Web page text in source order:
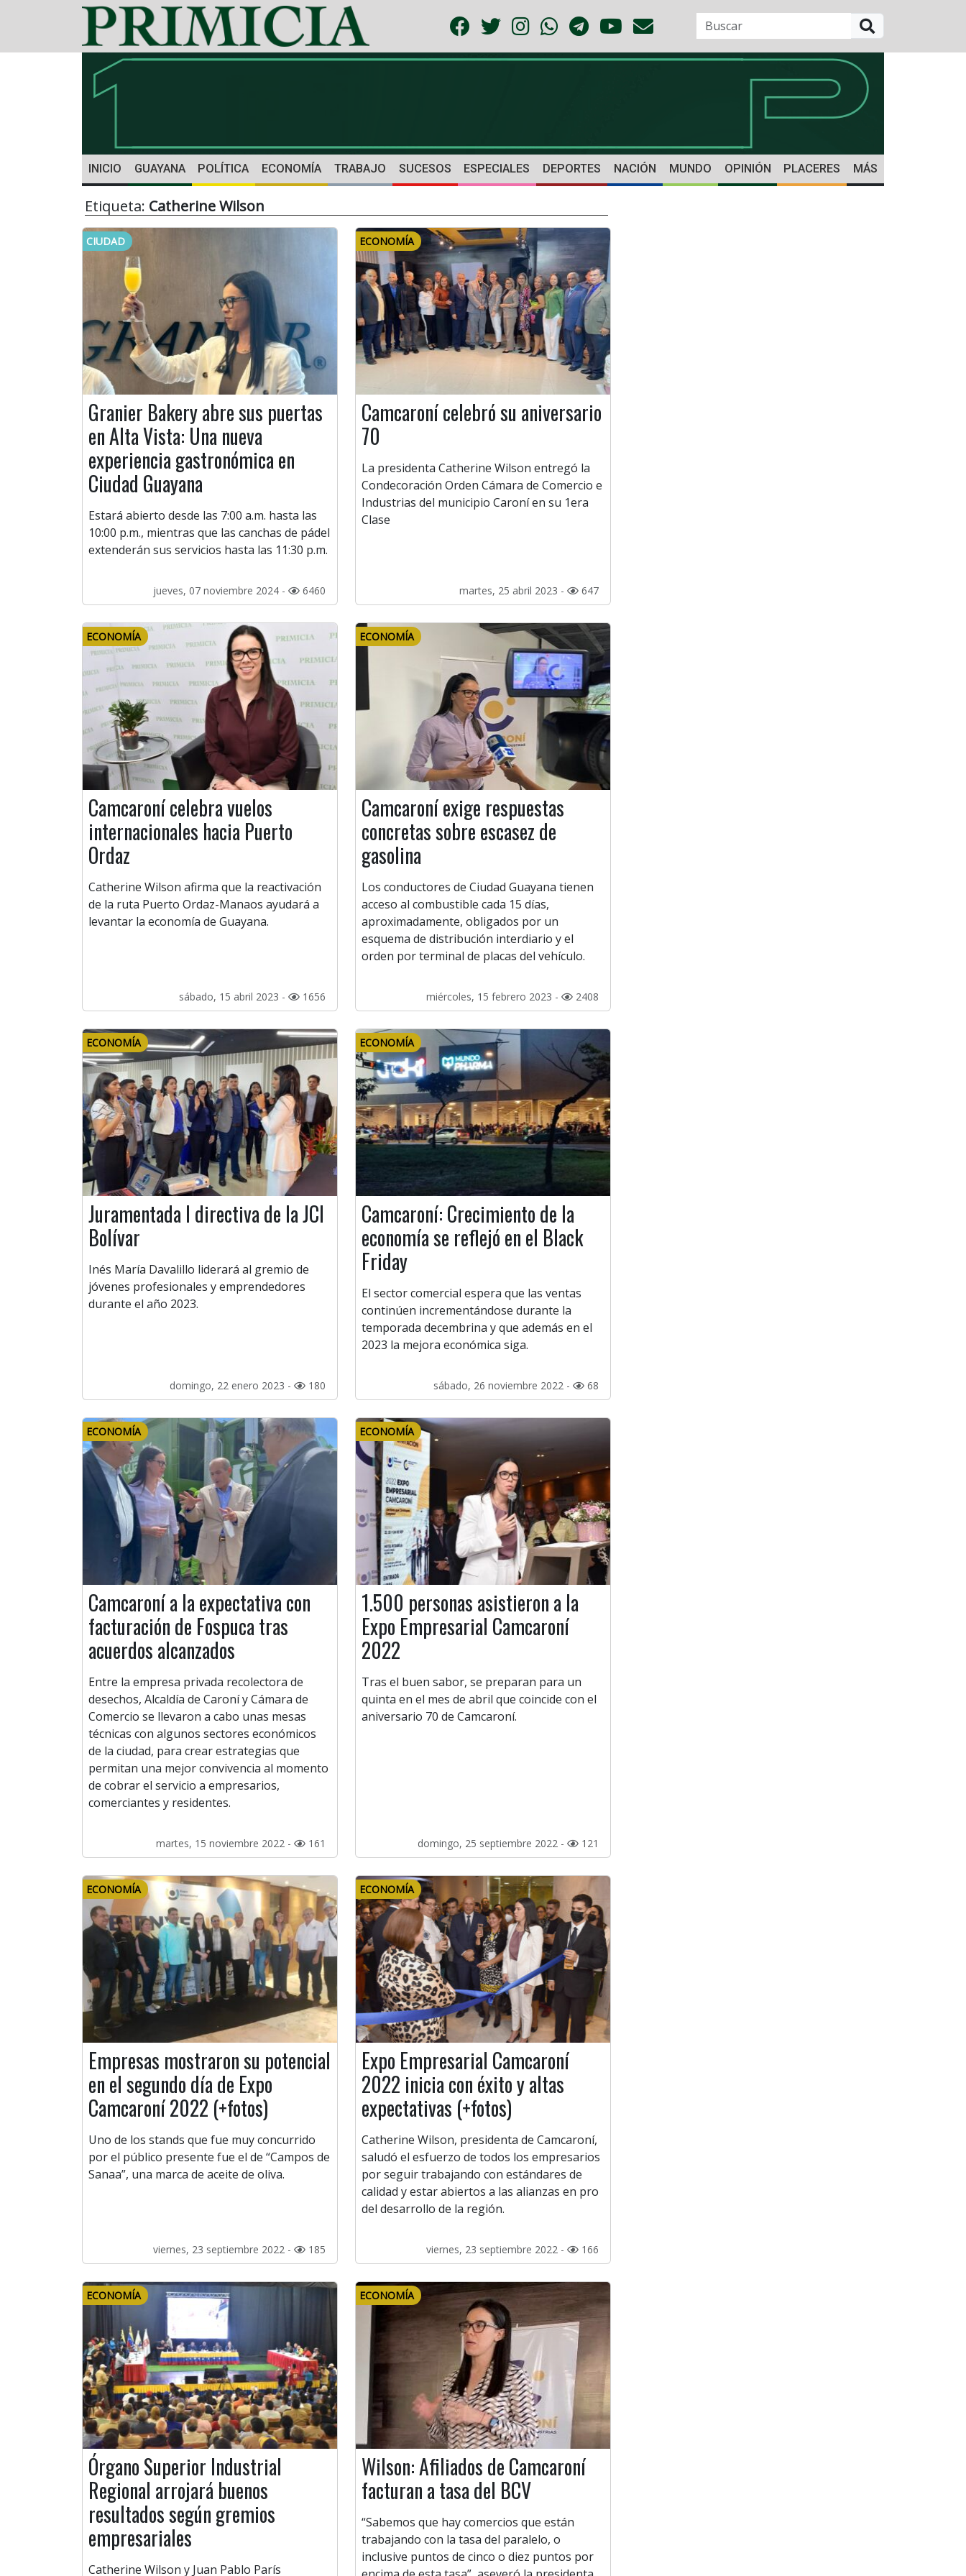
INICIO GUAYANA POLÍTICA ECONOMÍA TRABAJO SUCESOS ESPECIALES DEPORTES NACIÓN MUNDO OPINIÓN PLACERES MÁS
Etiqueta: Catherine Wilson
CIUDAD
Granier Bakery abre sus puertas
en Alta Vista: Una nueva
experiencia gastronómica en
Ciudad Guayana
Estará abierto desde las 7:00 a.m. hasta las
10:00 p.m., mientras que las canchas de pádel
extenderán sus servicios hasta las 11:30 p.m.
jueves, 07 noviembre 2024 - 6460
ECONOMÍA
Camcaroní celebró su aniversario
70
La presidenta Catherine Wilson entregó la
Condecoración Orden Cámara de Comercio e
Industrias del municipio Caroní en su 1era
Clase
martes, 25 abril 2023 - 647
ECONOMÍA
Camcaroní celebra vuelos
internacionales hacia Puerto
Ordaz
Catherine Wilson afirma que la reactivación
de la ruta Puerto Ordaz-Manaos ayudará a
levantar la economía de Guayana.
sábado, 15 abril 2023 - 1656
ECONOMÍA
Camcaroní exige respuestas
concretas sobre escasez de
gasolina
Los conductores de Ciudad Guayana tienen
acceso al combustible cada 15 días,
aproximadamente, obligados por un
esquema de distribución interdiario y el
orden por terminal de placas del vehículo.
miércoles, 15 febrero 2023 - 2408
ECONOMÍA
Juramentada I directiva de la JCI
Bolívar
Inés María Davalillo liderará al gremio de
jóvenes profesionales y emprendedores
durante el año 2023.
domingo, 22 enero 2023 - 180
ECONOMÍA
Camcaroní: Crecimiento de la
economía se reflejó en el Black
Friday
El sector comercial espera que las ventas
continúen incrementándose durante la
temporada decembrina y que además en el
2023 la mejora económica siga.
sábado, 26 noviembre 2022 - 68
ECONOMÍA
Camcaroní a la expectativa con
facturación de Fospuca tras
acuerdos alcanzados
Entre la empresa privada recolectora de
desechos, Alcaldía de Caroní y Cámara de
Comercio se llevaron a cabo unas mesas
técnicas con algunos sectores económicos
de la ciudad, para crear estrategias que
permitan una mejor convivencia al momento
de cobrar el servicio a empresarios,
comerciantes y residentes.
martes, 15 noviembre 2022 - 161
ECONOMÍA
1.500 personas asistieron a la
Expo Empresarial Camcaroní
2022
Tras el buen sabor, se preparan para un
quinta en el mes de abril que coincide con el
aniversario 70 de Camcaroní.
domingo, 25 septiembre 2022 - 121
ECONOMÍA
Empresas mostraron su potencial
en el segundo día de Expo
Camcaroní 2022 (+fotos)
Uno de los stands que fue muy concurrido
por el público presente fue el de “Campos de
Sanaa”, una marca de aceite de oliva.
viernes, 23 septiembre 2022 - 185
ECONOMÍA
Expo Empresarial Camcaroní
2022 inicia con éxito y altas
expectativas (+fotos)
Catherine Wilson, presidenta de Camcaroní,
saludó el esfuerzo de todos los empresarios
por seguir trabajando con estándares de
calidad y estar abiertos a las alianzas en pro
del desarrollo de la región.
viernes, 23 septiembre 2022 - 166
ECONOMÍA
Órgano Superior Industrial
Regional arrojará buenos
resultados según gremios
empresariales
Catherine Wilson y Juan Pablo París
ECONOMÍA
Wilson: Afiliados de Camcaroní
facturan a tasa del BCV
“Sabemos que hay comercios que están
trabajando con la tasa del paralelo, o
inclusive puntos de cinco o diez puntos por